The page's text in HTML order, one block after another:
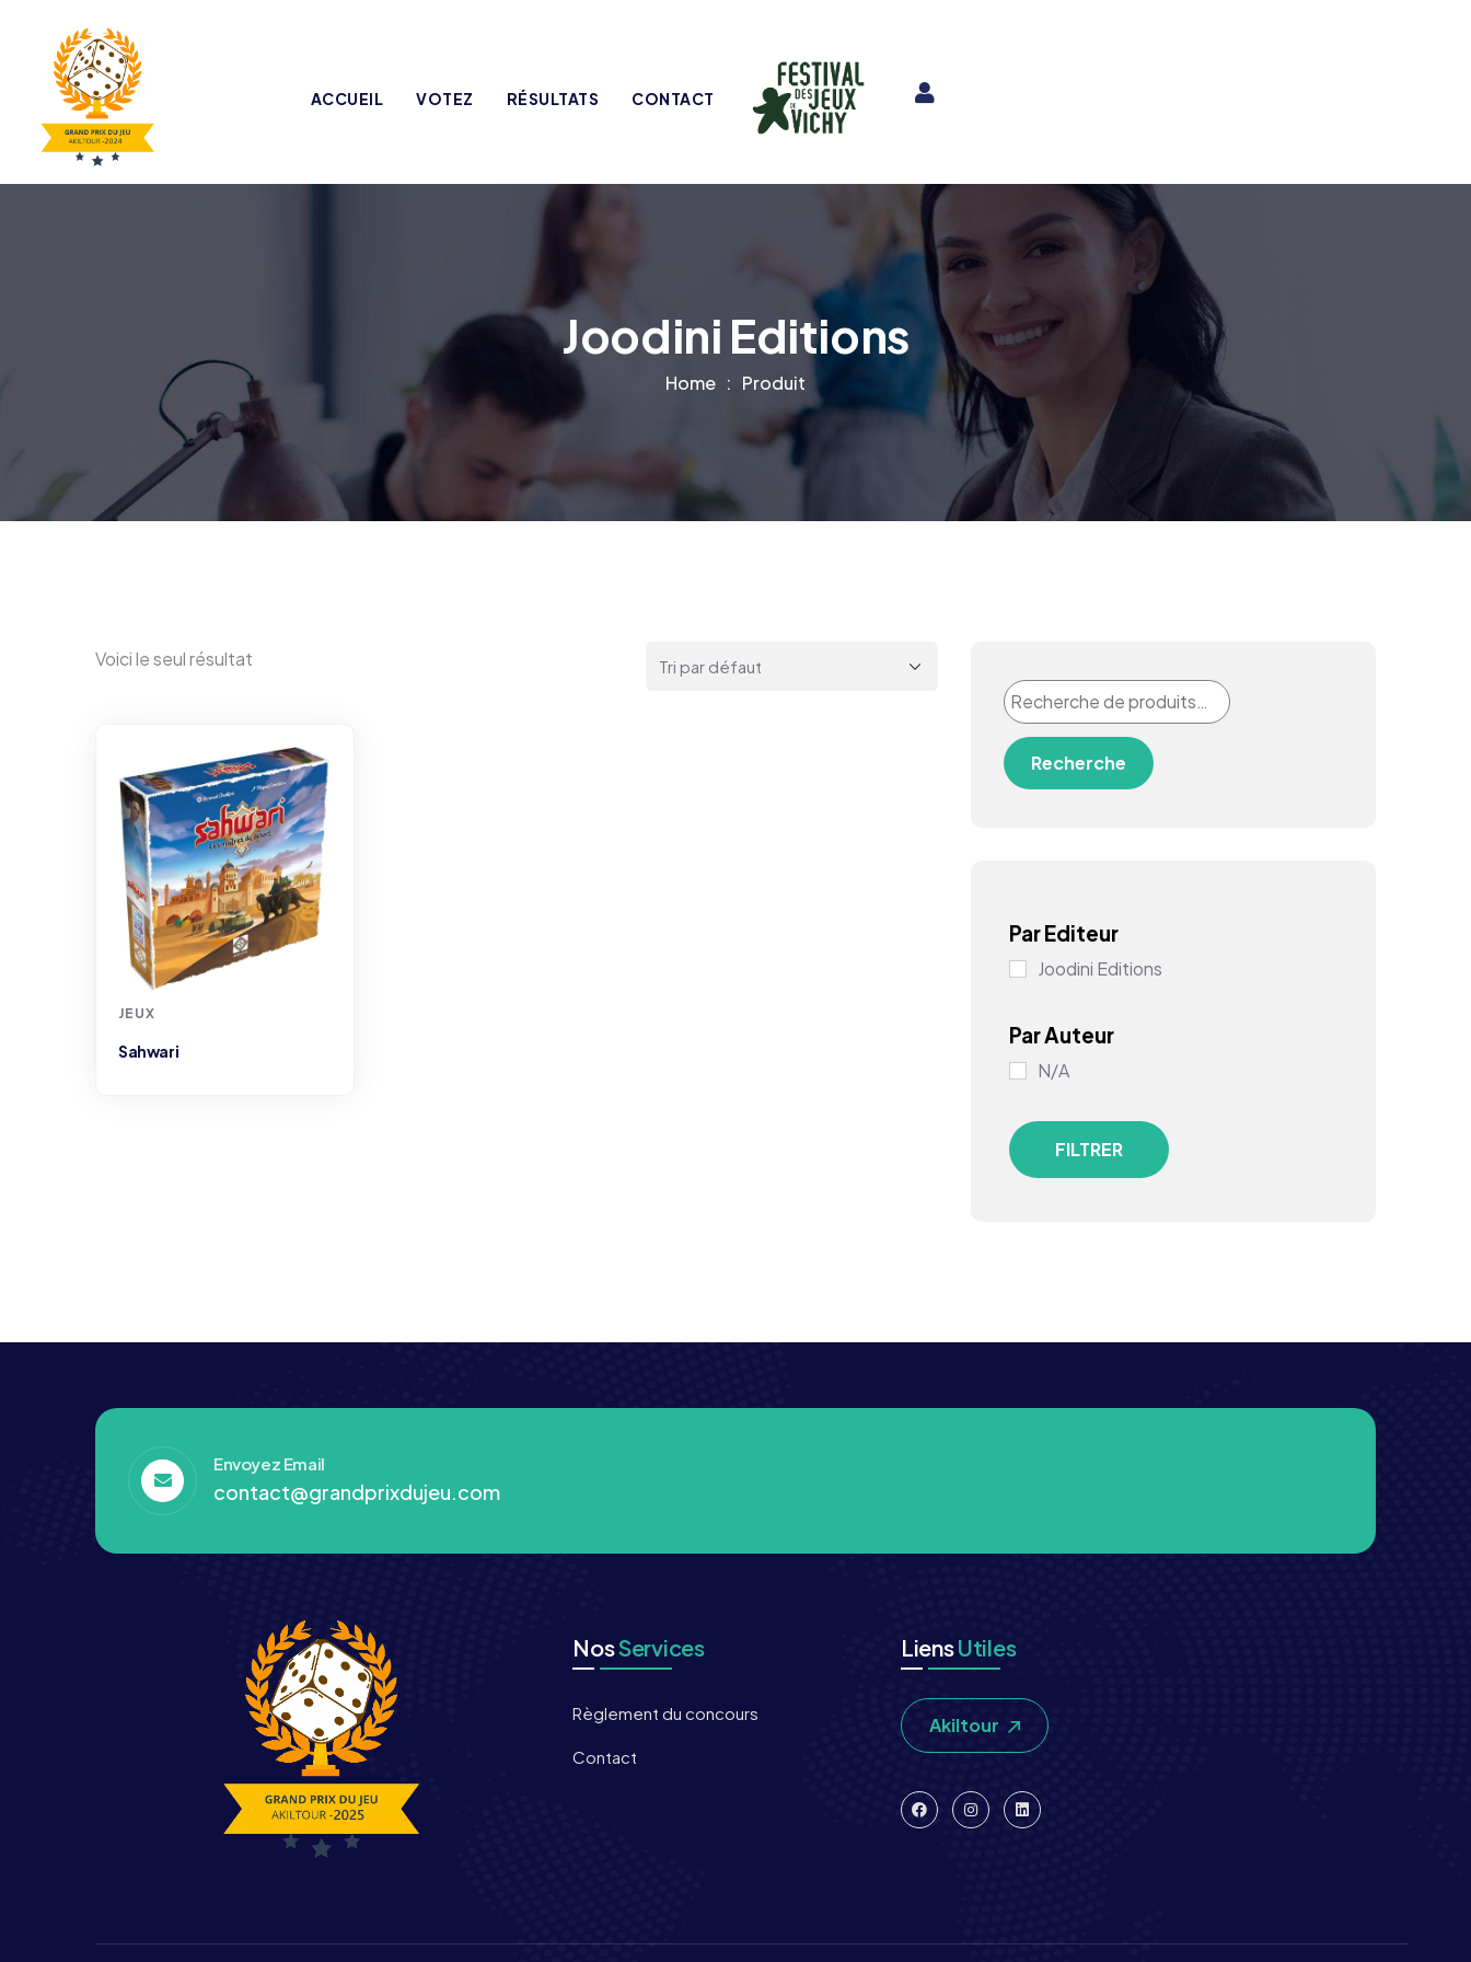
ACCUEIL VOTEZ RÉSULTATS CONTACT
Joodini Editions
Home Produit
Voici le seul résultat
JEUX
Sahwari
Recherche
Par Editeur
Joodini Editions
Par Auteur
N/A
FILTRER
Envoyez Email
contact@grandprixdujeu.com
NosServices
Règlement du concours
Contact
LiensUtiles
Akiltour